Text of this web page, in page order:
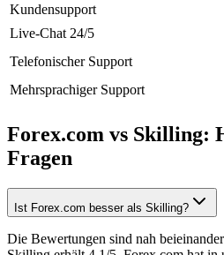
Kundensupport
Live-Chat 24/5
Telefonischer Support
Mehrsprachiger Support
Forex.com vs Skilling:
Fragen
Ist Forex.com besser als Skilling?
Die Bewertungen sind nah